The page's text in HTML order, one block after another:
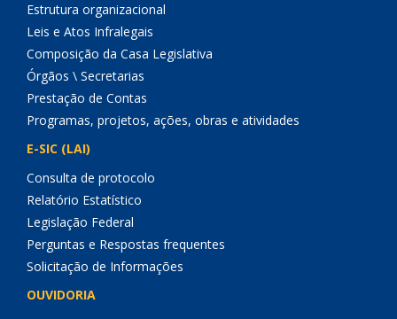
Estrutura organizacional
Leis e Atos Infralegais
Composição da Casa Legislativa
Órgãos \ Secretarias
Prestação de Contas
Programas, projetos, ações, obras e atividades
E-SIC (LAI)
Consulta de protocolo
Relatório Estatístico
Legislação Federal
Perguntas e Respostas frequentes
Solicitação de Informações
OUVIDORIA